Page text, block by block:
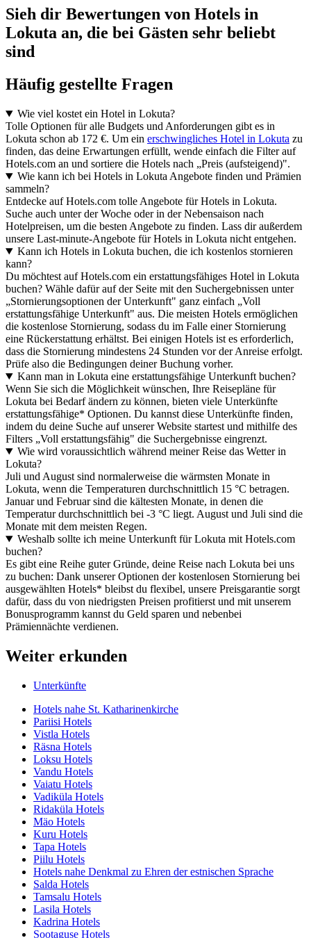
Sieh dir Bewertungen von Hotels in
Lokuta an, die bei Gästen sehr beliebt
sind
Häufig gestellte Fragen
Wie viel kostet ein Hotel in Lokuta?
Tolle Optionen für alle Budgets und Anforderungen gibt es in
Lokuta schon ab 172 €. Um ein erschwingliches Hotel in Lokuta zu
finden, das deine Erwartungen erfüllt, wende einfach die Filter auf
Hotels.com an und sortiere die Hotels nach „Preis (aufsteigend)".
Wie kann ich bei Hotels in Lokuta Angebote finden und Prämien
sammeln?
Entdecke auf Hotels.com tolle Angebote für Hotels in Lokuta.
Suche auch unter der Woche oder in der Nebensaison nach
Hotelpreisen, um die besten Angebote zu finden. Lass dir außerdem
unsere Last-minute-Angebote für Hotels in Lokuta nicht entgehen.
Kann ich Hotels in Lokuta buchen, die ich kostenlos stornieren
kann?
Du möchtest auf Hotels.com ein erstattungsfähiges Hotel in Lokuta
buchen? Wähle dafür auf der Seite mit den Suchergebnissen unter
„Stornierungsoptionen der Unterkunft" ganz einfach „Voll
erstattungsfähige Unterkunft" aus. Die meisten Hotels ermöglichen
die kostenlose Stornierung, sodass du im Falle einer Stornierung
eine Rückerstattung erhältst. Bei einigen Hotels ist es erforderlich,
dass die Stornierung mindestens 24 Stunden vor der Anreise erfolgt.
Prüfe also die Bedingungen deiner Buchung vorher.
Kann man in Lokuta eine erstattungsfähige Unterkunft buchen?
Wenn Sie sich die Möglichkeit wünschen, Ihre Reisepläne für
Lokuta bei Bedarf ändern zu können, bieten viele Unterkünfte
erstattungsfähige* Optionen. Du kannst diese Unterkünfte finden,
indem du deine Suche auf unserer Website startest und mithilfe des
Filters „Voll erstattungsfähig" die Suchergebnisse eingrenzt.
Wie wird voraussichtlich während meiner Reise das Wetter in
Lokuta?
Juli und August sind normalerweise die wärmsten Monate in
Lokuta, wenn die Temperaturen durchschnittlich 15 °C betragen.
Januar und Februar sind die kältesten Monate, in denen die
Temperatur durchschnittlich bei -3 °C liegt. August und Juli sind die
Monate mit dem meisten Regen.
Weshalb sollte ich meine Unterkunft für Lokuta mit Hotels.com
buchen?
Es gibt eine Reihe guter Gründe, deine Reise nach Lokuta bei uns
zu buchen: Dank unserer Optionen der kostenlosen Stornierung bei
ausgewählten Hotels* bleibst du flexibel, unsere Preisgarantie sorgt
dafür, dass du von niedrigsten Preisen profitierst und mit unserem
Bonusprogramm kannst du Geld sparen und nebenbei
Prämiennächte verdienen.
Weiter erkunden
Unterkünfte
Hotels nahe St. Katharinenkirche
Pariisi Hotels
Vistla Hotels
Räsna Hotels
Loksu Hotels
Vandu Hotels
Vaiatu Hotels
Vadiküla Hotels
Ridaküla Hotels
Mäo Hotels
Kuru Hotels
Tapa Hotels
Piilu Hotels
Hotels nahe Denkmal zu Ehren der estnischen Sprache
Salda Hotels
Tamsalu Hotels
Lasila Hotels
Kadrina Hotels
Sootaguse Hotels